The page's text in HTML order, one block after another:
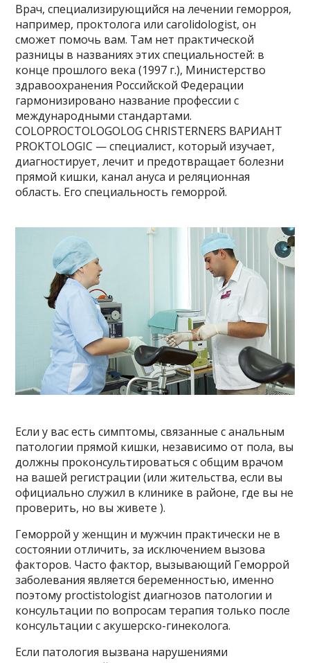
Врач, специализирующийся на лечении геморроя,
например, проктолога или carolidologist, он
сможет помочь вам. Там нет практической
разницы в названиях этих специальностей: в
конце прошлого века (1997 г.), Министерство
здравоохранения Российской Федерации
гармонизировано название профессии с
международными стандартами.
COLOPROCTOLOGOLOG CHRISTERNERS ВАРИАНТ
PROKTOLOGIC — специалист, который изучает,
диагностирует, лечит и предотвращает болезни
прямой кишки, канал ануса и реляционная
область. Его специальность геморрой.
Если у вас есть симптомы, связанные с анальным
патологии прямой кишки, независимо от пола, вы
должны проконсультироваться с общим врачом
на вашей регистрации (или жительства, если вы
официально служил в клинике в районе, где вы не
проверить, но вы живете ).
Геморрой у женщин и мужчин практически не в
состоянии отличить, за исключением вызова
факторов. Часто фактор, вызывающий Геморрой
заболевания является беременностью, именно
поэтому proctistologist диагнозов патологии и
консультации по вопросам терапия только после
консультации с акушерско-гинеколога.
Если патология вызвана нарушениями